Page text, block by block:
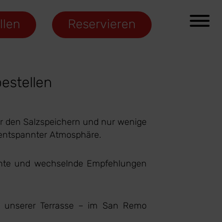
Reservieren
den Salzspeichern und nur wenige
Atmosphäre.
und wechselnde Empfehlungen
Terrasse – im San Remo